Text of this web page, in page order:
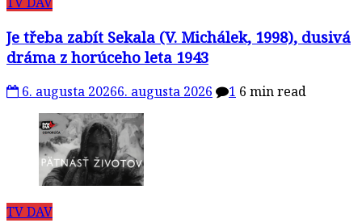
Je třeba zabít Sekala (V. Michálek, 1998), dusivá
dráma z horúceho leta 1943
6. augusta 20266. augusta 2026 1 6 min read
TV DAV